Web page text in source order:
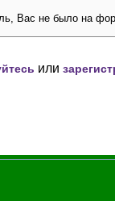
Вас не было на
или